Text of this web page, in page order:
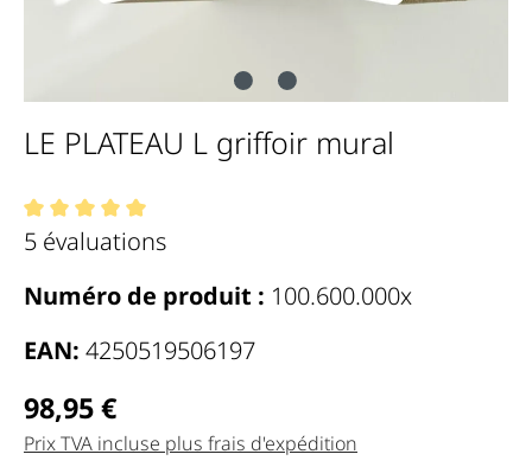
LE PLATEAU L griffoir mural
Note moyenne de 5 de 5 étoiles
5 évaluations
Numéro de produit : 100.600.000x
EAN: 4250519506197
Regulärer Preis:
98,95 €
Prix TVA incluse plus frais d'expédition